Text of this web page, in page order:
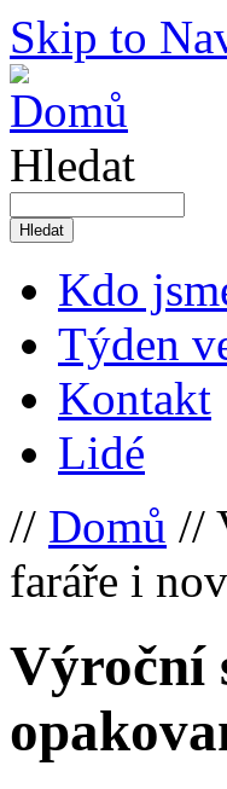
Skip to
Hledat
Kdo
Týden
Kontakt
Lidé
// Domů //
faráře i
Výroční